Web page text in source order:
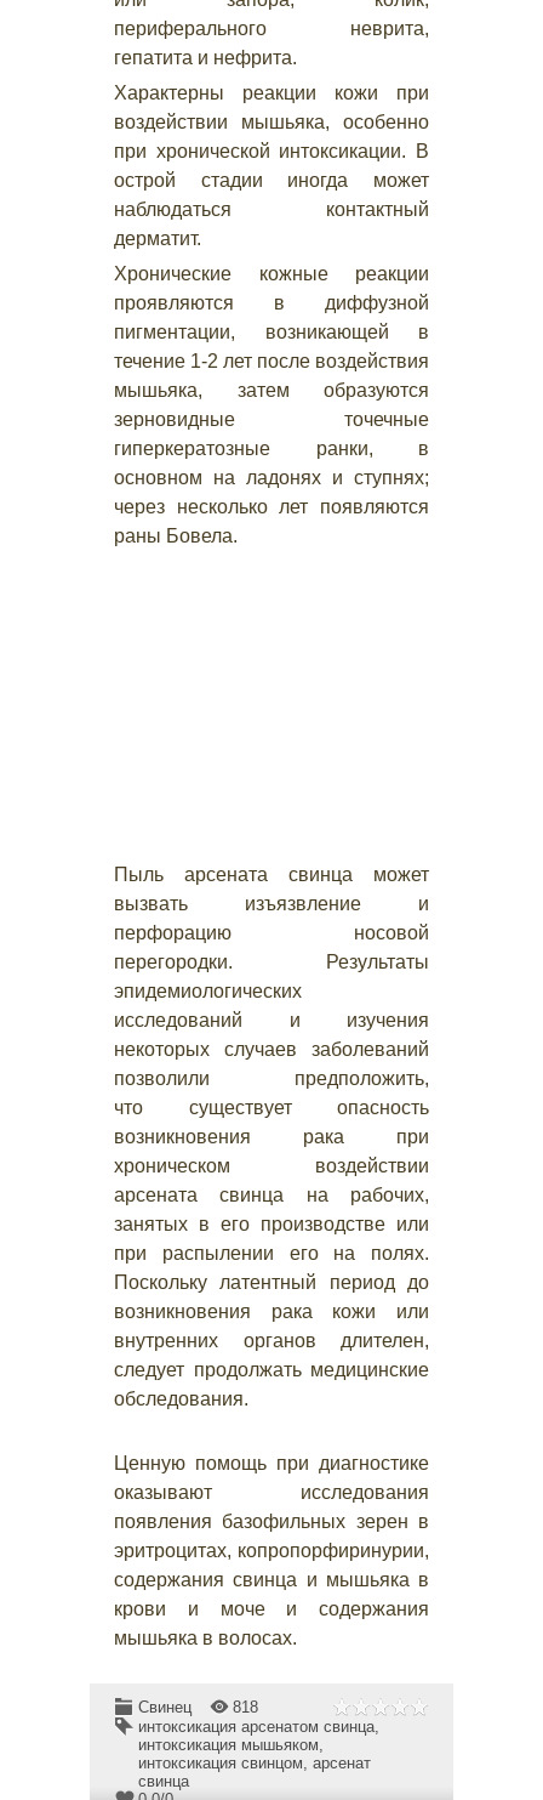
периферального неврита,
гепатита и нефрита.
Характерны реакции кожи при
воздействии мышьяка, особенно
при хронической интоксикации. В
острой стадии иногда может
наблюдаться контактный
дерматит.
Хронические кожные реакции
проявляются в диффузной
пигментации, возникающей в
течение 1-2 лет после воздействия
мышьяка, затем образуются
зерновидные точечные
гиперкератозные ранки, в
основном на ладонях и ступнях;
через несколько лет появляются
раны Бовела.
Пыль арсената свинца может
вызвать изъязвление и
перфорацию носовой
перегородки. Результаты
эпидемиологических
исследований и изучения
некоторых случаев заболеваний
позволили предположить,
что существует опасность
возникновения рака при
хроническом воздействии
арсената свинца на рабочих,
занятых в его производстве или
при распылении его на полях.
Поскольку латентный период до
возникновения рака кожи или
внутренних органов длителен,
следует продолжать медицинские
обследования.
Ценную помощь при диагностике
оказывают исследования
появления базофильных зерен в
эритроцитах, копропорфиринурии,
содержания свинца и мышьяка в
крови и моче и содержания
мышьяка в волосах.
Свинец
818
интоксикация арсенатом свинца,
интоксикация мышьяком,
интоксикация свинцом, арсенат
свинца